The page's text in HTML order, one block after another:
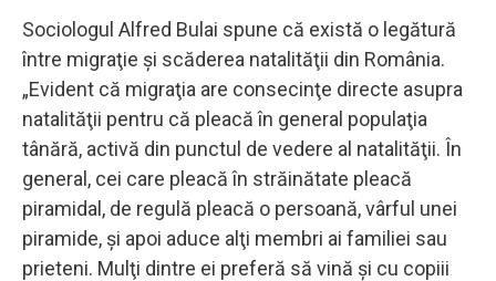
Sociologul Alfred Bulai spune că există o legătură
între migraţie şi scăderea natalităţii din România.
„Evident că migraţia are consecinţe directe asupra
natalităţii pentru că pleacă în ge­neral populaţia
tânără, activă din punctul de vedere al natalităţii. În
general, cei care pleacă în străinătate pleacă
piramidal, de regulă pleacă o persoană, vârful unei
piramide, şi apoi aduce alţi membri ai familiei sau
prieteni. Mulţi dintre ei preferă să vină şi cu copiii